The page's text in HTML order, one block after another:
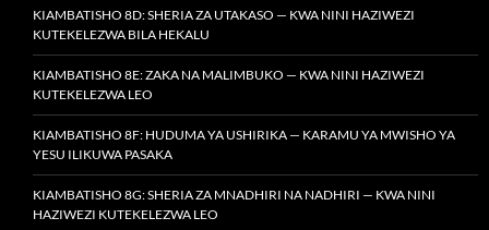
KIAMBATISHO 8D: SHERIA ZA UTAKASO — KWA NINI HAZIWEZI
KUTEKELEZWA BILA HEKALU
KIAMBATISHO 8E: ZAKA NA MALIMBUKO — KWA NINI HAZIWEZI
KUTEKELEZWA LEO
KIAMBATISHO 8F: HUDUMA YA USHIRIKA — KARAMU YA MWISHO YA
YESU ILIKUWA PASAKA
KIAMBATISHO 8G: SHERIA ZA MNADHIRI NA NADHIRI — KWA NINI
HAZIWEZI KUTEKELEZWA LEO